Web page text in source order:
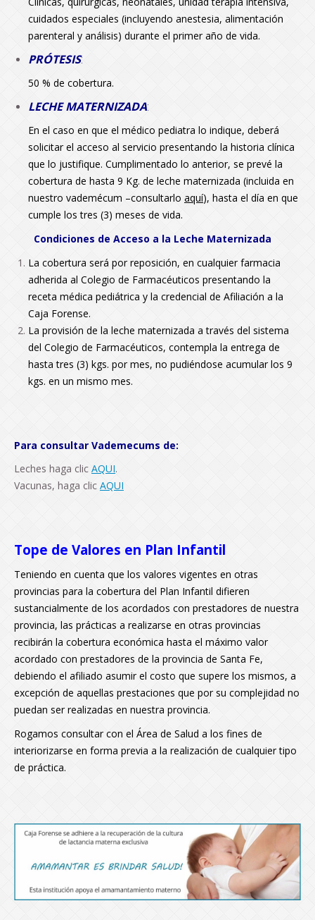
cuidados especiales (incluyendo anestesia, alimentación
parenteral y análisis) durante el primer año de vida.
PRÓTESIS:
50 % de cobertura.
LECHE MATERNIZADA:
En el caso en que el médico pediatra lo indique, deberá
solicitar el acceso al servicio presentando la historia clínica
que lo justifique. Cumplimentado lo anterior, se prevé la
cobertura de hasta 9 Kg. de leche maternizada (incluida en
nuestro vademécum –consultarlo aquí), hasta el día en que
cumple los tres (3) meses de vida.
Condiciones de Acceso a la Leche Maternizada
La cobertura será por reposición, en cualquier farmacia
adherida al Colegio de Farmacéuticos presentando la
receta médica pediátrica y la credencial de Afiliación a la
Caja Forense.
La provisión de la leche maternizada a través del sistema
del Colegio de Farmacéuticos, contempla la entrega de
hasta tres (3) kgs. por mes, no pudiéndose acumular los 9
kgs. en un mismo mes.
Para consultar Vademecums de:
Leches haga clic AQUI.
Vacunas, haga clic AQUI
Tope de Valores en Plan Infantil
Teniendo en cuenta que los valores vigentes en otras
provincias para la cobertura del Plan Infantil difieren
sustancialmente de los acordados con prestadores de nuestra
provincia, las prácticas a realizarse en otras provincias
recibirán la cobertura económica hasta el máximo valor
acordado con prestadores de la provincia de Santa Fe,
debiendo el afiliado asumir el costo que supere los mismos, a
excepción de aquellas prestaciones que por su complejidad no
puedan ser realizadas en nuestra provincia.
Rogamos consultar con el Área de Salud a los fines de
interiorizarse en forma previa a la realización de cualquier tipo
de práctica.